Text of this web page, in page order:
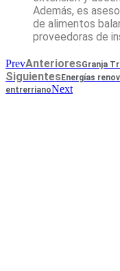
Además, es
de alimentos
proveedoras de
PrevAnterioresGranja
SiguientesEnergías
entrerrianoNext